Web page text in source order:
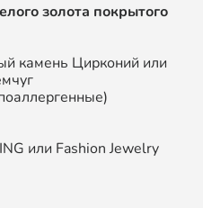
золота покрытого
камень Цирконий или
или Fashion Jewelry